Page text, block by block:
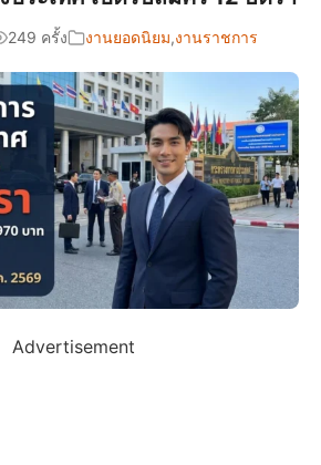
249 ครั้ง งานยอดนิยม,งานราชการ
Advertisement